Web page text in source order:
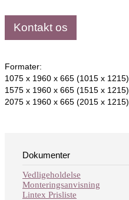
Kontakt os
Formater:
1075 x 1960 x 665 (1015 x 1215)
1575 x 1960 x 665 (1515 x 1215)
2075 x 1960 x 665 (2015 x 1215)
Dokumenter
Vedligeholdelse
Monteringsanvisning
Lintex Prisliste